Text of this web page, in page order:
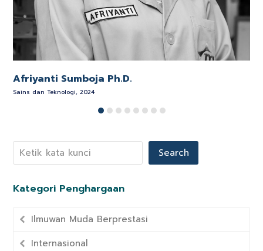
Afriyanti Sumboja Ph.D.
Sains dan Teknologi, 2024
Search
Kategori Penghargaan
Ilmuwan Muda Berprestasi
Internasional